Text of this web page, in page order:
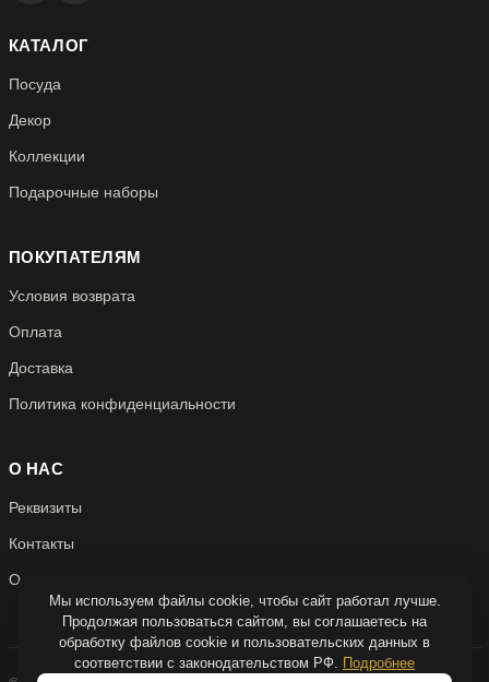
КАТАЛОГ
Посуда
Декор
Коллекции
Подарочные наборы
ПОКУПАТЕЛЯМ
Условия возврата
Оплата
Доставка
Политика конфиденциальности
О НАС
Реквизиты
Контакты
О нас
Мы используем файлы cookie, чтобы сайт работал лучше.
Продолжая пользоваться сайтом, вы соглашаетесь на
обработку файлов cookie и пользовательских данных в
соответствии с законодательством РФ. Подробнее